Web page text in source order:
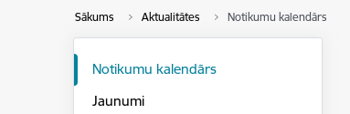
Sākums Aktualitātes Notikumu kalendārs
Notikumu kalendārs
Jaunumi